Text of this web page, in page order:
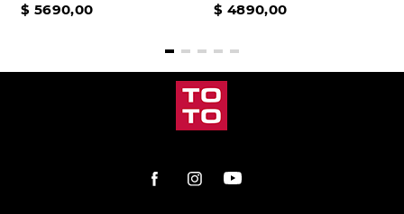
$ 5690,00 $ 4890,00